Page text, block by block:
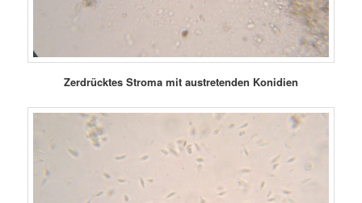
Zerdrücktes Stroma mit austretenden Konidien